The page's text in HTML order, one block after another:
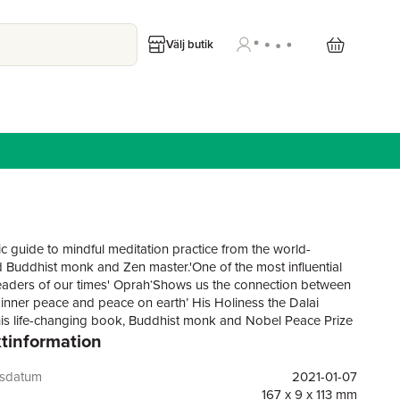
Välj butik
guide to mindful meditation practice from the world-
Buddhist monk and Zen master.'One of the most influential
of our times' Oprah‘Shows us the connection between
peace and peace on earth’ His Holiness the Dalai
life-changing book, Buddhist monk and Nobel Peace Prize
Nhat Hanh provides the definitive guide on how to
helps us arrive at greater self-understanding and
whether we are beginners or advanced students.With his
2021-01-07
167 x 9 x 113 mm